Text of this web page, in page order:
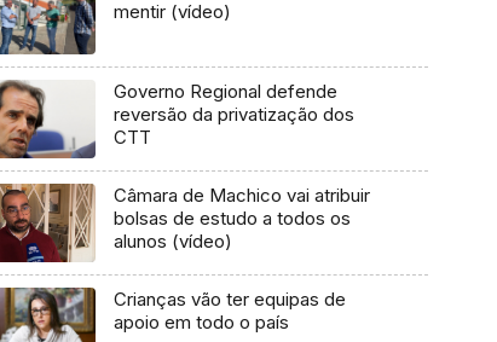
mentir (vídeo)
Governo Regional defende
reversão da privatização dos
CTT
Câmara de Machico vai atribuir
bolsas de estudo a todos os
alunos (vídeo)
Crianças vão ter equipas de
apoio em todo o país